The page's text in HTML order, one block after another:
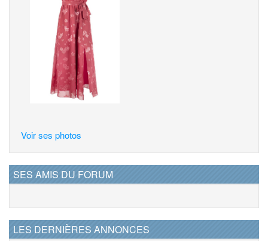
Voir ses photos
SES AMIS DU FORUM
LES DERNIÈRES ANNONCES